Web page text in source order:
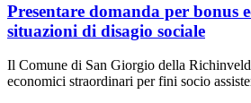
Presentare domanda per bonus
situazioni di disagio sociale
Il Comune di San Giorgio della
economici straordinari per fini socio